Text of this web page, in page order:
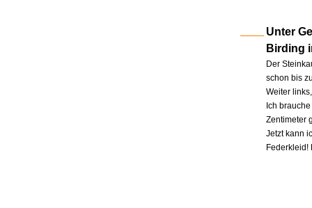
Unter
Birding
Der
schon bis
Weiter
Ich
Zentimeter
Jetzt kann